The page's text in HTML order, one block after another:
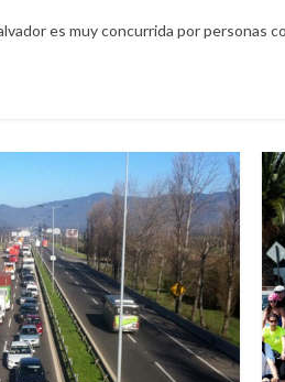
es muy concurrida por personas